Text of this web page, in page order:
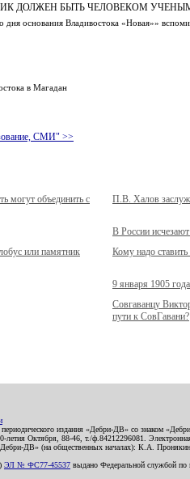
ДОЛЖЕН БЫТЬ ЧЕЛОВЕКОМ
основания Владивостока «Новая»»
в Магадан
СМИ" >>
могут объединить с
П.В. Халов
В России
или памятник
Кому надо
9 января 1905
Совгаванцу
пути к СовГавани?
периодического издания «Дебри-ДВ» со знаком
летия Октября, 88-46, т./ф.84212296081.
«Дебри-ДВ» (на общественных началах):
ЭЛ № ФС77-45537 выдано Федеральной службой по